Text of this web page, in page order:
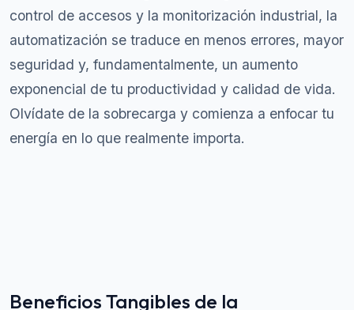
control de accesos y la monitorización industrial, la
automatización se traduce en menos errores, mayor
seguridad y, fundamentalmente, un aumento
exponencial de tu productividad y calidad de vida.
Olvídate de la sobrecarga y comienza a enfocar tu
energía en lo que realmente importa.
Beneficios Tangibles de la